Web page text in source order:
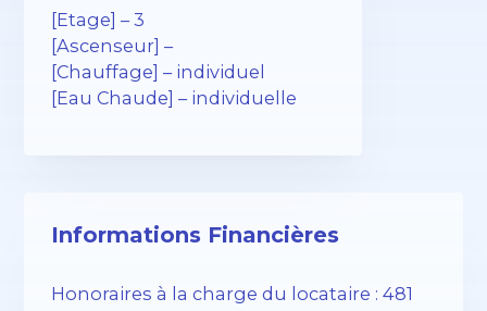
[Etage] – 3
[Ascenseur] –
[Chauffage] – individuel
[Eau Chaude] – individuelle
Informations Financières
Honoraires à la charge du locataire : 481